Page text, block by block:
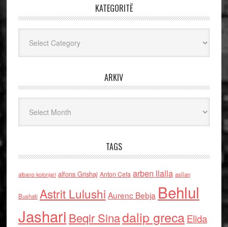
KATEGORITË
ARKIV
TAGS
albano kolonjari alfons Grishaj Anton Cefa arben llalla asllan
Bushati Astrit Lulushi Aurenc Bebja Behlul
Jashari Beqir Sinadalip grecaElida